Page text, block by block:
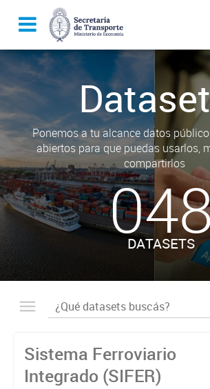
Ponemos a tu alcance datos
abiertos para que puedas usarlos,
compartirlos
DATASETS
Sistema Ferroviario
Integrado (SIFER)